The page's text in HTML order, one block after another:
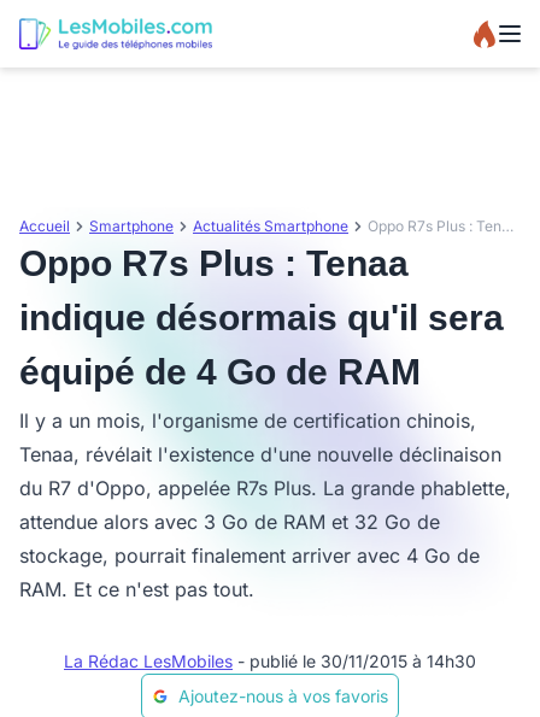
Accueil Smartphone Actualités Smartphone Oppo R7s Plus : Tenaa indique désormais qu'il sera équipé de 4 Go de RAM
Oppo R7s Plus : Tenaa
indique désormais qu'il sera
équipé de 4 Go de RAM
Il y a un mois, l'organisme de certification chinois,
Tenaa, révélait l'existence d'une nouvelle déclinaison
du R7 d'Oppo, appelée R7s Plus. La grande phablette,
attendue alors avec 3 Go de RAM et 32 Go de
stockage, pourrait finalement arriver avec 4 Go de
RAM. Et ce n'est pas tout.
La Rédac LesMobiles - publié le 30/11/2015 à 14h30
Ajoutez-nous à vos favoris